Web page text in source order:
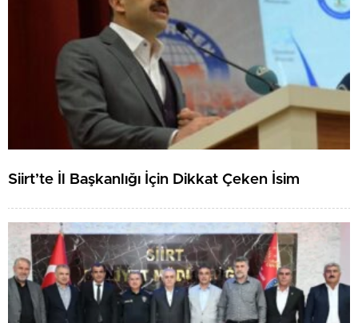
Siirt’te İl Başkanlığı İçin Dikkat Çeken İsim